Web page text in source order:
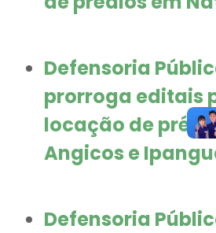
Defensoria
prorroga editais
locação de
Angicos e
Defensoria